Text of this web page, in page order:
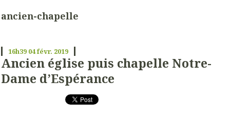
ancien-chapelle
16h39 04févr. 2019
Ancien église puis chapelle Notre-
Dame d’Espérance